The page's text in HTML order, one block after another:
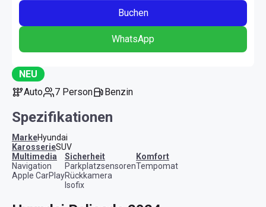
Buchen
WhatsApp
NEU
Auto
7 Person Benzin
Spezifikationen
MarkeHyundai
KarosserieSUV
Multimedia
Navigation
Apple CarPlay
Sicherheit
Parkplatzsensoren
Rückkamera
Isofix
Komfort
Tempomat